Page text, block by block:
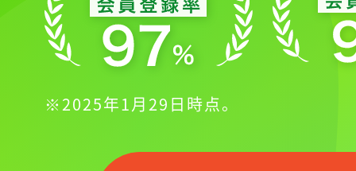
※2025年1月29日時点。